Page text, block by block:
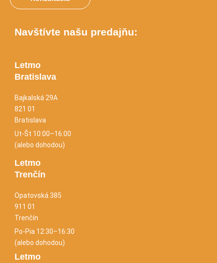
Navštívte našu predajňu:
Letmo
Bratislava
Bajkalská 29A
821 01
Bratislava
Ut-Št 10:00–16:00
(alebo dohodou)
Letmo
Trenčín
Opatovská 385
911 01
Trenčín
Po-Pia 12:30–16:30
(alebo dohodou)
Letmo